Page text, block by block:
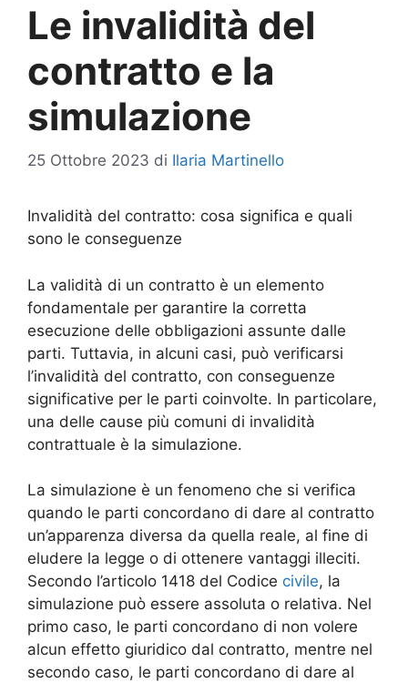
Le invalidità del
contratto e la
simulazione
25 Ottobre 2023 di Ilaria Martinello
Invalidità del contratto: cosa significa e quali
sono le conseguenze
La validità di un contratto è un elemento
fondamentale per garantire la corretta
esecuzione delle obbligazioni assunte dalle
parti. Tuttavia, in alcuni casi, può verificarsi
l’invalidità del contratto, con conseguenze
significative per le parti coinvolte. In particolare,
una delle cause più comuni di invalidità
contrattuale è la simulazione.
La simulazione è un fenomeno che si verifica
quando le parti concordano di dare al contratto
un’apparenza diversa da quella reale, al fine di
eludere la legge o di ottenere vantaggi illeciti.
Secondo l’articolo 1418 del Codice civile, la
simulazione può essere assoluta o relativa. Nel
primo caso, le parti concordano di non volere
alcun effetto giuridico dal contratto, mentre nel
secondo caso, le parti concordano di dare al